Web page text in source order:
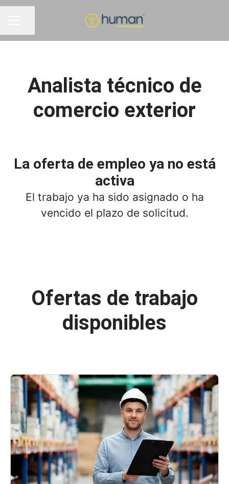
Compartir página
Analista técnico de
comercio exterior
La oferta de empleo ya no está
activa
El trabajo ya ha sido asignado o ha
vencido el plazo de solicitud.
Ofertas de trabajo
disponibles